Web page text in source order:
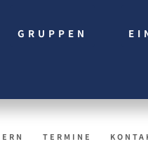
GRUPPEN
TERMINE